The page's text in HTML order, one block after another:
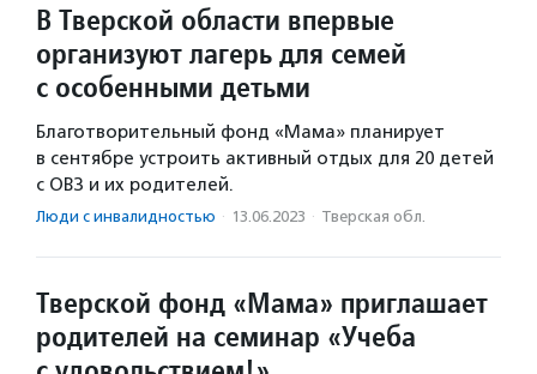
В Тверской области впервые
организуют лагерь для семей
с особенными детьми
Благотворительный фонд «Мама» планирует
в сентябре устроить активный отдых для 20 детей
с ОВЗ и их родителей.
Люди с инвалидностью · 13.06.2023 · Тверская обл.
Тверской фонд «Мама» приглашает
родителей на семинар «Учеба